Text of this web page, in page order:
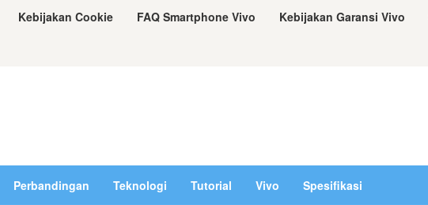
Kebijakan Cookie FAQ Smartphone Vivo Kebijakan Garansi Vivo
Perbandingan Teknologi Tutorial Vivo Spesifikasi